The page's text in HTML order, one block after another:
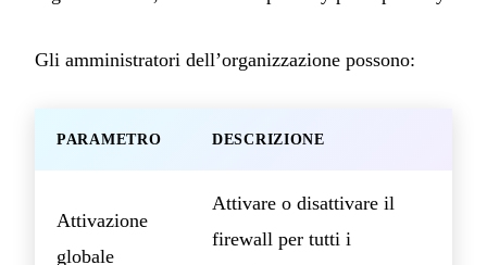
Gli amministratori dell’organizzazione possono:
PARAMETRO DESCRIZIONE
Attivazione
globale
Attivare o disattivare il
firewall per tutti i